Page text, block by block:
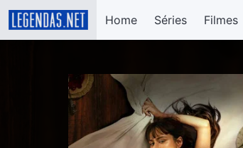
Home Séries Filmes